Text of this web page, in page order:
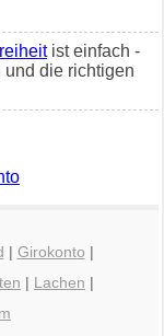
ist einfach -
die richtigen
| Girokonto |
| Lachen |